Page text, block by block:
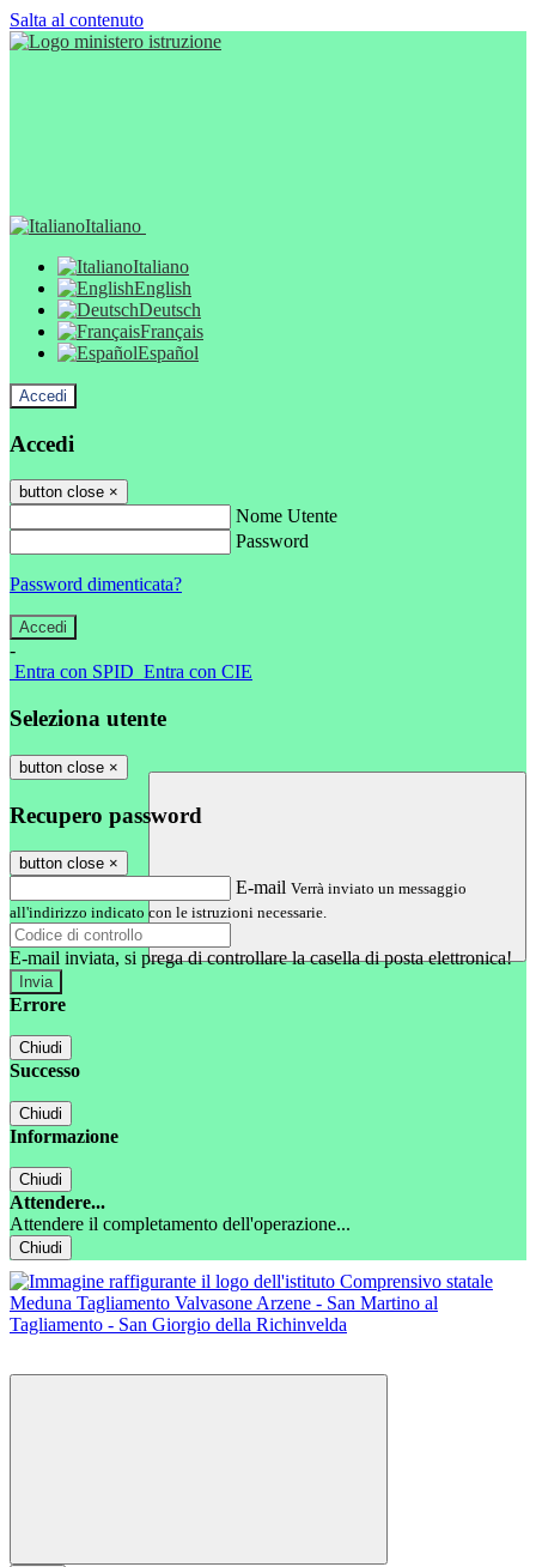
Salta al contenuto
Italiano
Italiano
English
Deutsch
Français
Español
Accedi
Accedi
button close ×
Nome Utente
Password
Password dimenticata?
-
Entra con SPID Entra con CIE
Seleziona utente
button close ×
Recupero password
button close ×
E-mail Verrà inviato un messaggio
all'indirizzo indicato con le istruzioni necessarie.
E-mail inviata, si prega di controllare la casella di posta elettronica!
Errore
Chiudi
Successo
Chiudi
Informazione
Chiudi
Attendere...
Attendere il completamento dell'operazione...
Chiudi